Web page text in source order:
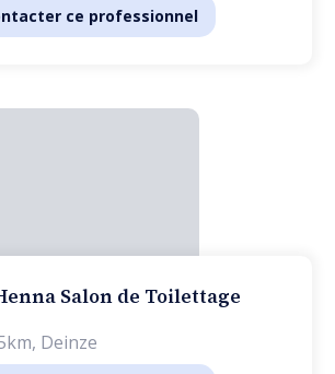
ce professionnel
Salon de Toilettage
, Deinze